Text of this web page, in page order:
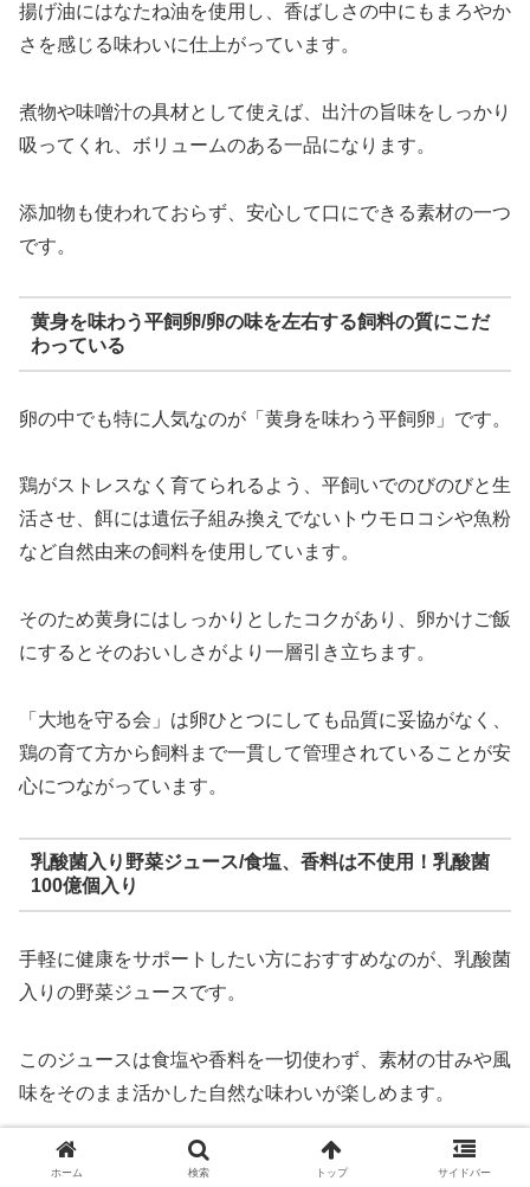
揚げ油にはなたね油を使用し、香ばしさの中にもまろやか
さを感じる味わいに仕上がっています。
煮物や味噌汁の具材として使えば、出汁の旨味をしっかり
吸ってくれ、ボリュームのある一品になります。
添加物も使われておらず、安心して口にできる素材の一つ
です。
黄身を味わう平飼卵/卵の味を左右する飼料の質にこだ
わっている
卵の中でも特に人気なのが「黄身を味わう平飼卵」です。
鶏がストレスなく育てられるよう、平飼いでのびのびと生
活させ、餌には遺伝子組み換えでないトウモロコシや魚粉
など自然由来の飼料を使用しています。
そのため黄身にはしっかりとしたコクがあり、卵かけご飯
にするとそのおいしさがより一層引き立ちます。
「大地を守る会」は卵ひとつにしても品質に妥協がなく、
鶏の育て方から飼料まで一貫して管理されていることが安
心につながっています。
乳酸菌入り野菜ジュース/食塩、香料は不使用！乳酸菌
100億個入り
手軽に健康をサポートしたい方におすすめなのが、乳酸菌
入りの野菜ジュースです。
このジュースは食塩や香料を一切使わず、素材の甘みや風
味をそのまま活かした自然な味わいが楽しめます。
さらに、1本あたりに含まれる乳酸菌の数は100億個と豊
ホーム 検索 トップ サイドバー